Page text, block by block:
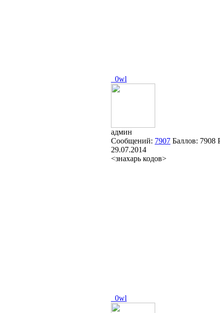
_0wl
админ
Сообщений: 7907 Баллов: 7908
29.07.2014
<знахарь кодов>
_0wl